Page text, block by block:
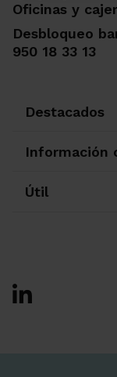
Oficinas y
Desbloqueo
950 18 33 13
Destacados
Información
Útil
Ir a Facebook
Ir a X-twitter
Ir a Instagram
Ir a Linkedin
Ir a Youtube
Ir a Blogger
Ir a Vimeo